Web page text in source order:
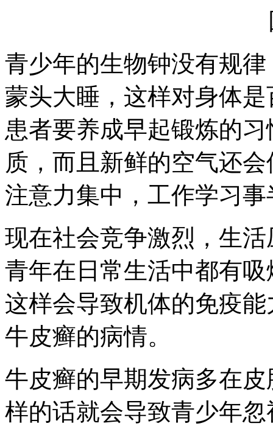
青少年的生物钟没有规
蒙头大睡，这样对身体
患者要养成早起锻炼的
质，而且新鲜的空气还
注意力集中，工作学习
现在社会竞争激烈，生
青年在日常生活中都有
这样会导致机体的免疫
牛皮癣的病情。
牛皮癣的早期发病多在
样的话就会导致青少年